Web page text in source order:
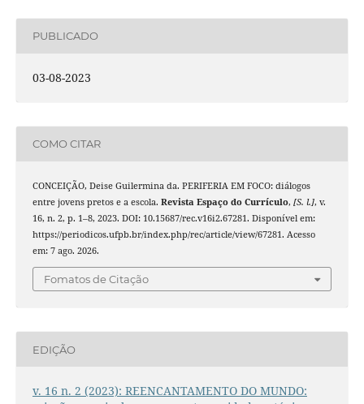
PUBLICADO
03-08-2023
COMO CITAR
CONCEIÇÃO, Deise Guilermina da. PERIFERIA EM FOCO: diálogos
entre jovens pretos e a escola. Revista Espaço do Currículo, [S. l.], v.
16, n. 2, p. 1–8, 2023. DOI: 10.15687/rec.v16i2.67281. Disponível em:
https://periodicos.ufpb.br/index.php/rec/article/view/67281. Acesso
em: 7 ago. 2026.
Fomatos de Citação
EDIÇÃO
v. 16 n. 2 (2023): REENCANTAMENTO DO MUNDO: